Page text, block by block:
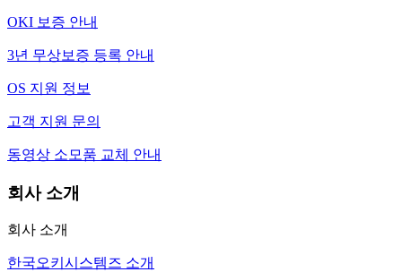
OKI 보증 안내
3년 무상보증 등록 안내
OS 지원 정보
고객 지원 문의
동영상 소모품 교체 안내
회사 소개
회사 소개
한국오키시스템즈 소개